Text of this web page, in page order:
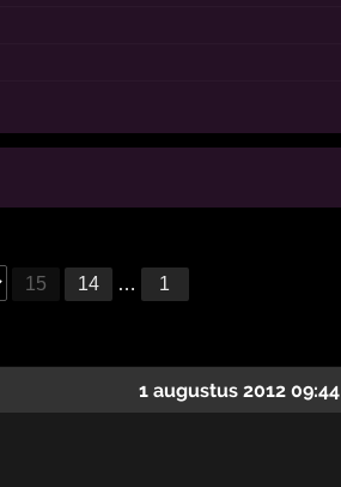
15 14 … 1
1 augustus 2012 09:44